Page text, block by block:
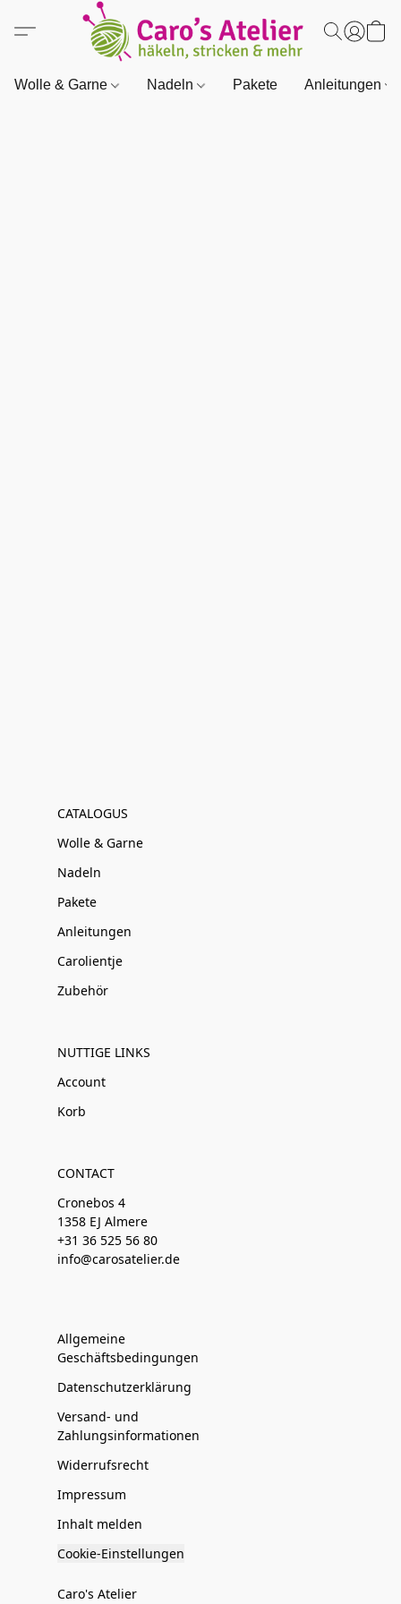
Wolle & Garne Nadeln Pakete Anleitungen
CATALOGUS
Wolle & Garne
Nadeln
Pakete
Anleitungen
Carolientje
Zubehör
NUTTIGE LINKS
Account
Korb
CONTACT
Cronebos 4
1358 EJ Almere
+31 36 525 56 80
info@carosatelier.de
Allgemeine
Geschäftsbedingungen
Datenschutzerklärung
Versand- und
Zahlungsinformationen
Widerrufsrecht
Impressum
Inhalt melden
Cookie-Einstellungen
Caro's Atelier